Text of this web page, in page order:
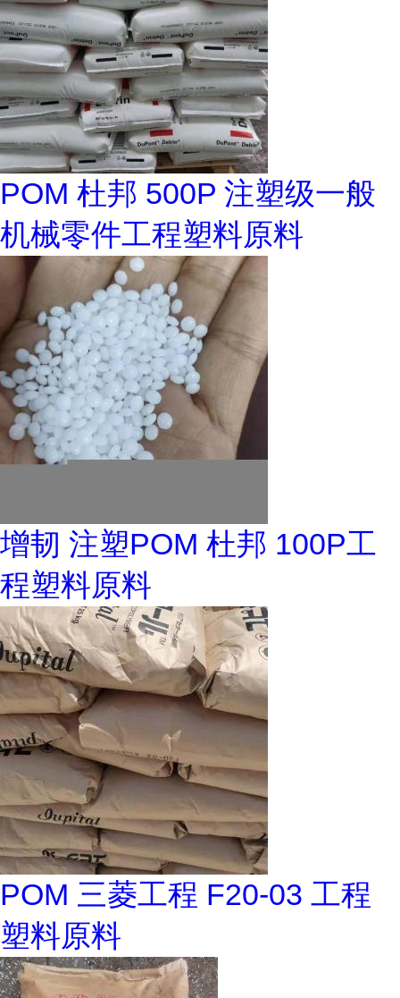
POM 杜邦 500P 注塑级一般
机械零件工程塑料原料
增韧 注塑POM 杜邦 100P工
程塑料原料
POM 三菱工程 F20-03 工程
塑料原料